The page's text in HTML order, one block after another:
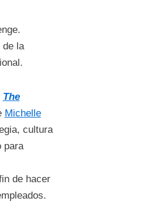
de la
The
Michelle
cultura
para
de hacer